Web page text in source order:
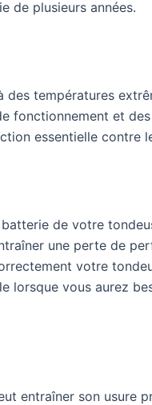
de plusieurs années.
températures
fonctionnement et
essentielle contre
de votre
une perte de
votre
lorsque vous aurez
entraîner son usure